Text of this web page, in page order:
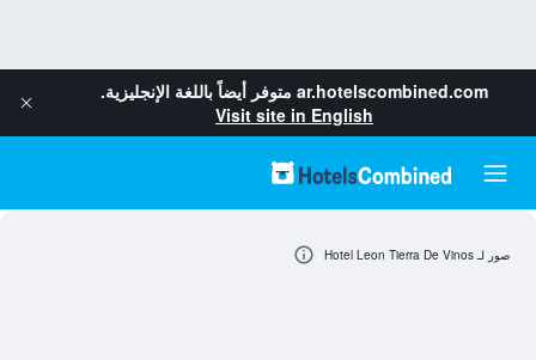
ar.hotelscombined.com متوفر أيضاً باللغة الإنجليزية.
Visit site in English
صور لـ Hotel Leon Tierra De Vinos